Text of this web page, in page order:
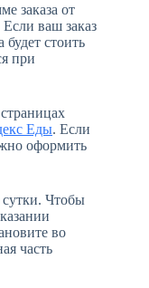
заказа от
Если ваш заказ
стоить
при
Еды. Если
оформить
сутки. Чтобы
во
часть